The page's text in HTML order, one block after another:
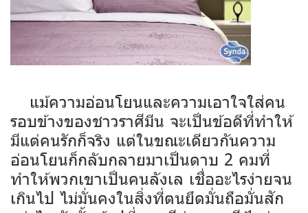
แม้ความอ่อนโยนและความเอาใจใส่คน
รอบข้างของชาวราศีมีน จะเป็นข้อดีที่ทำให้
มีแต่คนรักก็จริง แต่ในขณะเดียวกันความ
อ่อนโยนก็กลับกลายมาเป็นดาบ 2 คมที่
ทำให้พวกเขาเป็นคนลังเล เชื่ออะไรง่ายจน
เกินไป ไม่มั่นคงในสิ่งที่ตนยึดมั่นถือมั่นสัก